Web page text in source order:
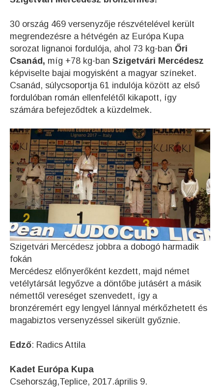
30 ország 469 versenyzője részvételével került
megrendezésre a hétvégén az Európa Kupa
sorozat lignanoi fordulója, ahol 73 kg-ban Őri
Csanád, míg +78 kg-ban Szigetvári Mercédesz
képviselte bajai mogyisként a magyar színeket.
Csanád, súlycsoportja 61 indulója között az első
fordulóban román ellenfelétől kikapott, így
számára befejeződtek a küzdelmek.
Szigetvári Mercédesz jobbra a dobogó harmadik
fokán
Mercédesz előnyerőként kezdett, majd német
vetélytársát legyőzve a döntőbe jutásért a másik
némettől vereséget szenvedett, így a
bronzéremért egy lengyel lánnyal mérkőzhetett és
magabiztos versenyzéssel sikerült győznie.
Edző: Radics Attila
Kadet Európa Kupa
Csehország,Teplice, 2017.április 9.